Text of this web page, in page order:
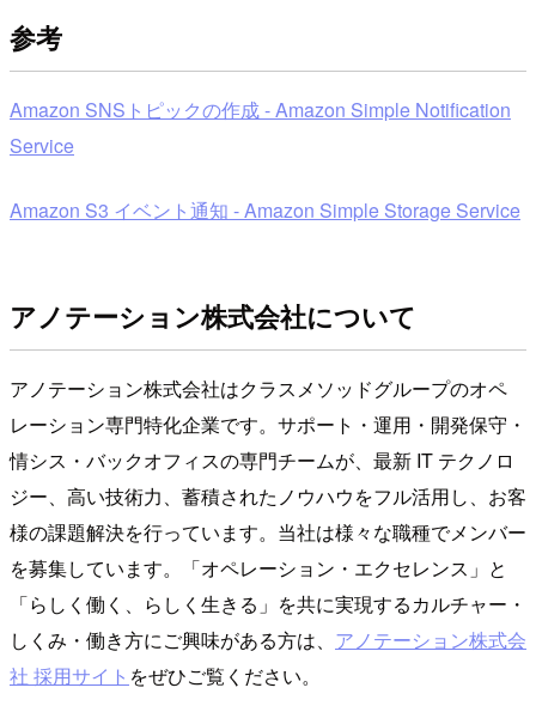
参考
Amazon SNSトピックの作成 - Amazon Simple Notification
Service
Amazon S3 イベント通知 - Amazon Simple Storage Service
アノテーション株式会社について
アノテーション株式会社はクラスメソッドグループのオペ
レーション専門特化企業です。サポート・運用・開発保守・
情シス・バックオフィスの専門チームが、最新 IT テクノロ
ジー、高い技術力、蓄積されたノウハウをフル活用し、お客
様の課題解決を行っています。当社は様々な職種でメンバー
を募集しています。「オペレーション・エクセレンス」と
「らしく働く、らしく生きる」を共に実現するカルチャー・
しくみ・働き方にご興味がある方は、 アノテーション株式会
社 採用サイト をぜひご覧ください。